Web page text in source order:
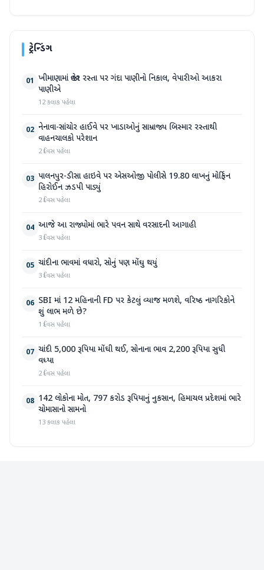
ટ્રેન્ડિંગ
01 ખીમાણામાં જાહેર રસ્તા પર ગંદા પાણીનો નિકાલ, વેપારીઓ આકરા
પાણીએ
12 કલાક પહેલા
02 નેનાવા-સાંચોર હાઈવે પર ખાડાઓનું સામ્રાજ્ય બિસ્માર રસ્તાથી
વાહનચાલકો પરેશાન
2 દિવસ પહેલા
03 પાલનપુર-ડીસા હાઇવે પર એસઓજી પોલીસે 19.80 લાખનું મોર્ફિન
હિરોઈન ઝડપી પાડ્યું
2 દિવસ પહેલા
04 આજે આ રાજ્યોમાં ભારે પવન સાથે વરસાદની આગાહી
3 દિવસ પહેલા
05 ચાંદીના ભાવમાં વધારો, સોનું પણ મોંઘુ થયું
3 દિવસ પહેલા
06 SBI માં 12 મહિનાની FD પર કેટલું વ્યાજ મળશે, વરિષ્ઠ નાગરિકોને
શું લાભ મળે છે?
1 દિવસ પહેલા
07 ચાંદી 5,000 રૂપિયા મોંઘી થઈ, સોનાના ભાવ 2,200 રૂપિયા સુધી
વધ્યા
2 દિવસ પહેલા
08 142 લોકોના મોત, 797 કરોડ રૂપિયાનું નુકસાન, હિમાચલ પ્રદેશમાં ભારે
ચોમાસાનો સામનો
13 કલાક પહેલા